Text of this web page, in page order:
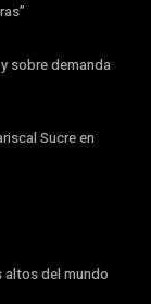
sobre demanda
Sucre en
altos del mundo